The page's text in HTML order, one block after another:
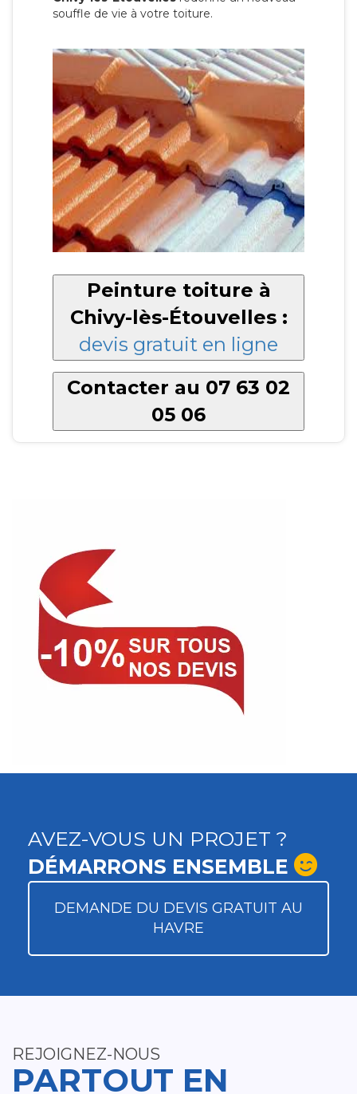
souffle de vie à votre toiture.
Peinture toiture à
Chivy-lès-Étouvelles :
devis gratuit en ligne
Contacter au 07 63 02
05 06
AVEZ-VOUS UN PROJET ?
DÉMARRONS ENSEMBLE
DEMANDE DU DEVIS GRATUIT AU
HAVRE
REJOIGNEZ-NOUS
PARTOUT EN